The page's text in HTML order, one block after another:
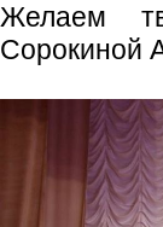
Желаем
Сорокиной